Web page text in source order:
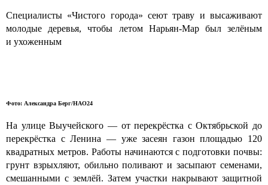
Специалисты «Чистого города» сеют траву и высаживают
молодые деревья, чтобы летом Нарьян-Мар был зелёным
и ухоженным
Фото: Александра Берг/НАО24
На улице Выучейского — от перекрёстка с Октябрьской до
перекрёстка с Ленина — уже засеян газон площадью 120
квадратных метров. Работы начинаются с подготовки почвы:
грунт взрыхляют, обильно поливают и засыпают семенами,
смешанными с землёй. Затем участки накрывают защитной